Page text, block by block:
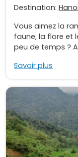
Destination: Hanoi
Vous aimez la
faune, la flore et
peu de temps ?
Savoir plus